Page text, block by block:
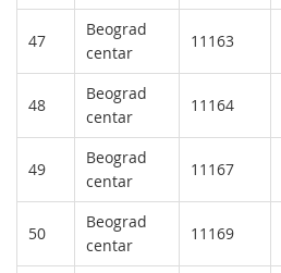
47
Beograd
centar
11163
48
Beograd
centar
11164
49
Beograd
centar
11167
50
Beograd
centar
11169